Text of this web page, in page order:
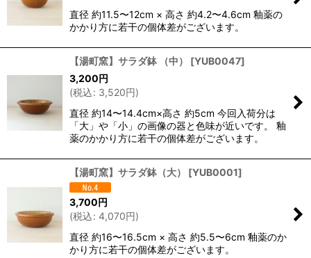
直径 約11.5〜12cm × 高さ 約4.2〜4.6cm 釉薬の
かかり方に若干の個体差がございます。
【湯町窯】サラダ鉢 （中） [YUB0047]
3,200円
(税込: 3,520円)
直径 約14〜14.4cm×高さ 約5cm 今回入荷分は
「大」や「小」の画像の器と色味が近いです。 釉
薬のかかり方に若干の個体差がございます。
【湯町窯】サラダ鉢（大） [YUB0001]
3,700円
(税込: 4,070円)
直径 約16〜16.5cm × 高さ 約5.5〜6cm 釉薬のか
かり方に若干の個体差がございます。